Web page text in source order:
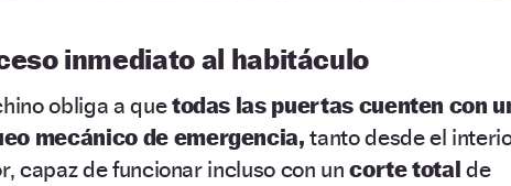
inmediato al habitáculo
obliga a quetodas las puertas cuenten con
mecánico de emergencia,tanto desde el
capaz de funcionar incluso con uncorte total de